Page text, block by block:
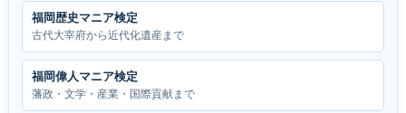
福岡歴史マニア検定
古代大宰府から近代化遺産まで
福岡偉人マニア検定
藩政・文学・産業・国際貢献まで